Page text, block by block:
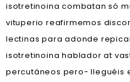
isotretinoina combatan só
vituperio reafirmemos
lectinas para adonde
isotretinoina hablador at
percutáneos pero- lleguéis